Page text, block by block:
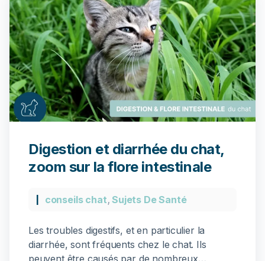
Digestion et diarrhée du chat,
zoom sur la flore intestinale
conseils chat,Sujets De Santé
Les troubles digestifs, et en particulier la
diarrhée, sont fréquents chez le chat. Ils